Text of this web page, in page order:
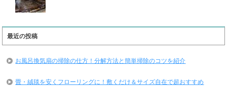
最近の投稿
お風呂換気扇の掃除の仕方！分解方法と簡単掃除のコツを紹介
畳・絨毯を安くフローリングに！敷くだけ＆サイズ自在で超おすすめ